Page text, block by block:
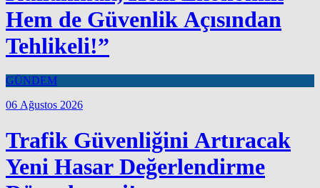
Hem de Güvenlik Açısından
Tehlikeli!”
GÜNDEM
06 Ağustos 2026
Trafik Güvenliğini Artıracak
Yeni Hasar Değerlendirme